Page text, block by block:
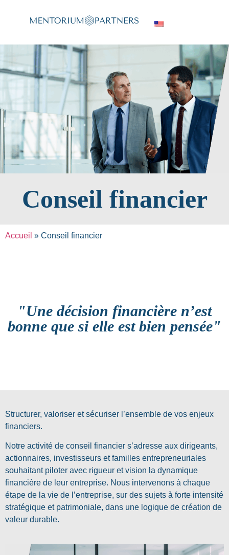
Conseil financier
Accueil » Conseil financier
"Une décision financière n’est
bonne que si elle est bien pensée"
Structurer, valoriser et sécuriser l’ensemble de vos enjeux
financiers.
Notre activité de conseil financier s’adresse aux dirigeants,
actionnaires, investisseurs et familles entrepreneuriales
souhaitant piloter avec rigueur et vision la dynamique
financière de leur entreprise. Nous intervenons à chaque
étape de la vie de l’entreprise, sur des sujets à forte intensité
stratégique et patrimoniale, dans une logique de création de
valeur durable.